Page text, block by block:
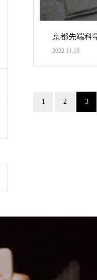
京都先端科
2022.11.19
1 2 3